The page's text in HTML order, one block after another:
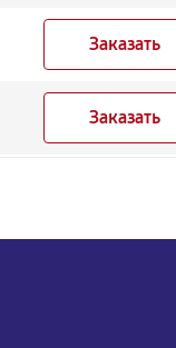
Заказать
Заказать